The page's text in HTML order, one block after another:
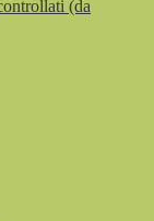
(da